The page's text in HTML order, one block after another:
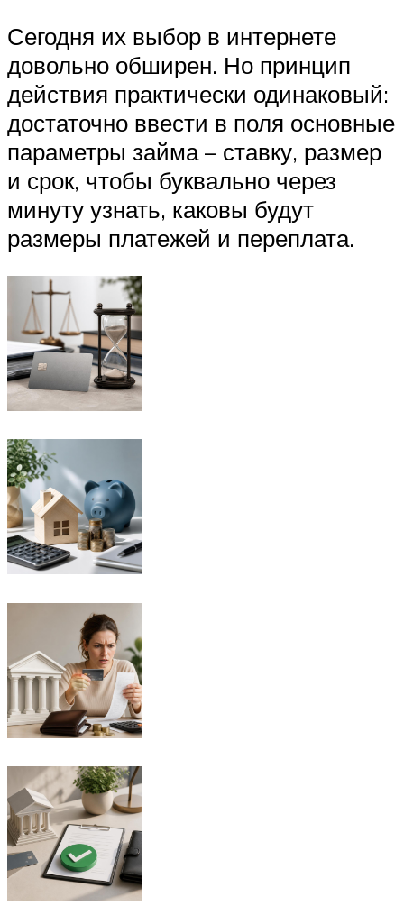
Сегодня их выбор в интернете
довольно обширен. Но принцип
действия практически одинаковый:
достаточно ввести в поля основные
параметры займа – ставку, размер
и срок, чтобы буквально через
минуту узнать, каковы будут
размеры платежей и переплата.